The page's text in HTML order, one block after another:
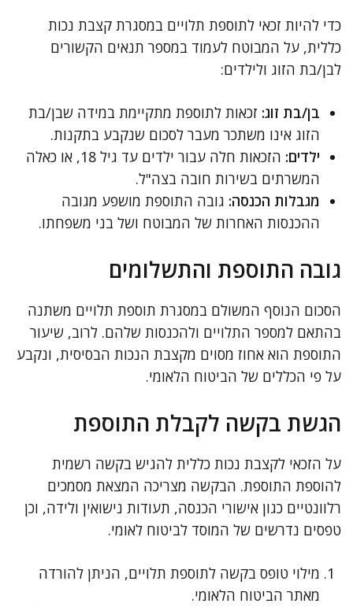
כדי להיות זכאי לתוספת תלויים במסגרת קצבת נכות
כללית, על המבוטח לעמוד במספר תנאים הקשורים
לבן/בת הזוג ולילדים:
בן/בת זוג: זכאות לתוספת מתקיימת במידה שבן/בת
הזוג אינו משתכר מעבר לסכום שנקבע בתקנות.
ילדים:
הזכאות חלה עבור ילדים עד גיל 18, או כאלה
המשרתים בשירות חובה בצה"ל.
מגבלות הכנסה: גובה התוספת מושפע מגובה
ההכנסות האחרות של המבוטח ושל בני משפחתו.
גובה התוספת והתשלומים
הסכום הנוסף המשולם במסגרת תוספת תלויים משתנה
בהתאם למספר התלויים ולהכנסות שלהם. לרוב, שיעור
התוספת הוא אחוז מסוים מקצבת הנכות הבסיסית, ונקבע
על פי הכללים של הביטוח הלאומי.
הגשת בקשה לקבלת התוספת
על הזכאי לקצבת נכות כללית להגיש בקשה רשמית
להוספת התוספת. הבקשה מצריכה המצאת מסמכים
רלוונטיים כגון אישורי הכנסה, תעודות נישואין ולידה, וכן
טפסים נדרשים של המוסד לביטוח לאומי.
מילוי טופס בקשה לתוספת תלויים, הניתן להורדה
מאתר הביטוח הלאומי.